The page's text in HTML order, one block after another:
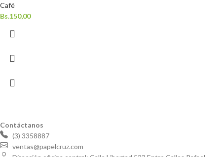
Café
Bs.150,00
Contáctanos
(3) 3358887
ventas@papelcruz.com